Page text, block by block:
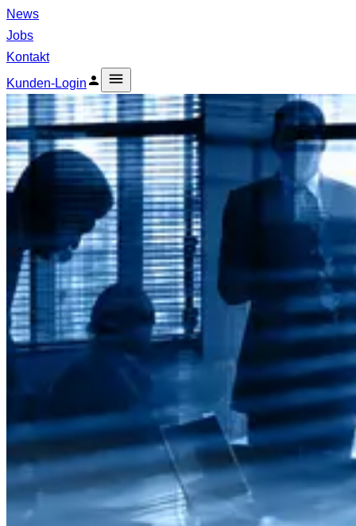
News
Jobs
Kontakt
Kunden-Login